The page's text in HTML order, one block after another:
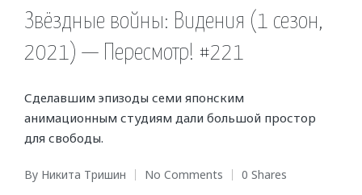
in
Звёздные войны: Видения (1 сезон,
2021) — Пересмотр! #221
Сделавшим эпизоды семи японским
анимационным студиям дали большой простор
для свободы.
Posted
By Никита Тришин No Comments 0 Shares